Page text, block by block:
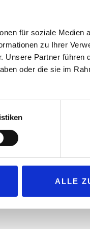
für soziale Medien
zu Ihrer
Unsere Partner führen
oder die sie im
ALLE
Monitor: Mobil